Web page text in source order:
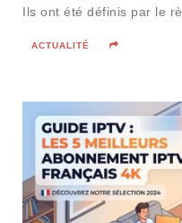
Ils ont été définis par le rè
ACTUALITÉ